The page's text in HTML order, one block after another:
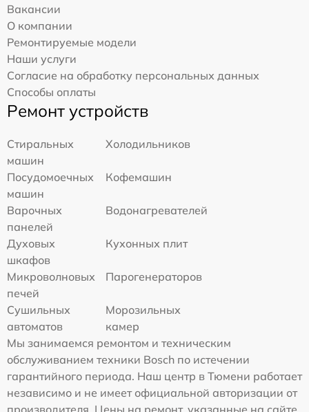
Вакансии
О компании
Ремонтируемые модели
Наши услуги
Согласие на обработку персональных данных
Способы оплаты
Ремонт устройств
Стиральных
машин
Холодильников
Посудомоечных
машин
Кофемашин
Варочных
панелей
Водонагревателей
Духовых
шкафов
Кухонных плит
Микроволновых
печей
Парогенераторов
Сушильных
автоматов
Морозильных
камер
Мы занимаемся ремонтом и техническим
обслуживанием техники Bosch по истечении
гарантийного периода. Наш центр в Тюмени работает
независимо и не имеет официальной авторизации от
производителя. Цены на ремонт, указанные на сайте,